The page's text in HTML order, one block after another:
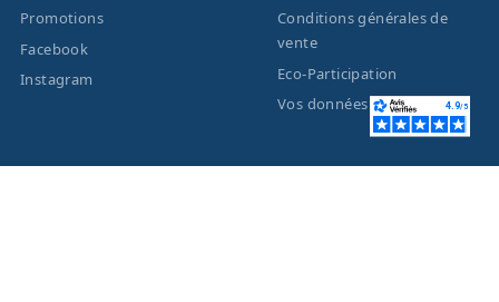
Promotions
Facebook
Instagram
Conditions générales de
vente
Eco-Participation
Vos données personnelles